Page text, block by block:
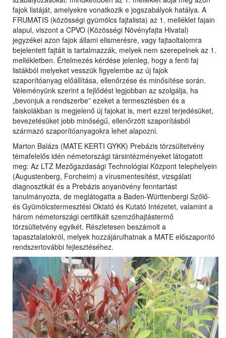
fajok listáját, amelyekre vonatkozik e jogszabályok hatálya. A
FRUMATIS (közösségi gyümölcs fajtalista) az 1. melléklet fajain
alapul, viszont a CPVO (Közösségi Növényfajta Hivatal)
jegyzékei azon fajok állami elismerésre, vagy fajtaoltalomra
bejelentett fajtáit is tartalmazzák, melyek nem szerepelnek az 1.
mellékletben. Értelmezés kérdése jelenleg, hogy a fenti faj
listákból melyeket vesszük figyelembe az új fajok
szaporítóanyag előállítása, ellenőrzése és minősítése során.
Véleményünk szerint a fejlődést legjobban az szolgálja, ha
„bevonjuk a rendszerbe” ezeket a termesztésben és a
faiskolákban is megjelenő új fajokat is, mert ezzel terjedésüket,
bevezetésüket jobb minőségű, ellenőrzött szaporításból
származó szaporítóanyagokra lehet alapozni.
Marton Balázs (MATE KERTI GYKK) Prebázis törzsültetvény
témafelelős idén németországi társintézményeket látogatott
meg: Az LTZ Mezőgazdasági Technológiai Központ telephelyein
(Augustenberg, Forcheim) a vírusmentesítést, vizsgálati
diagnosztikát és a Prebázis anyanövény fenntartást
tanulmányozta, de meglátogatta a Baden-Württenbergi Szőlő-
és Gyümölcstermesztési Oktató és Kutató Intézetet, valamint a
három németországi certifikált szemzőhajtástermő
törzsültetvény egyikét. Részletesen beszámolt a
tapasztalatokról, melyek hozzájárulhatnak a MATE előszaporító
rendszertovábbi fejlesztéséhez.